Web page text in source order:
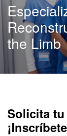
the Limb
Solicita